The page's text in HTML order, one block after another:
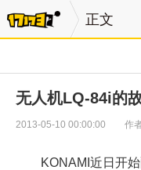
正文
无人机LQ-84i的
2013-05-10 00:00:00 作
KONAMI近日开